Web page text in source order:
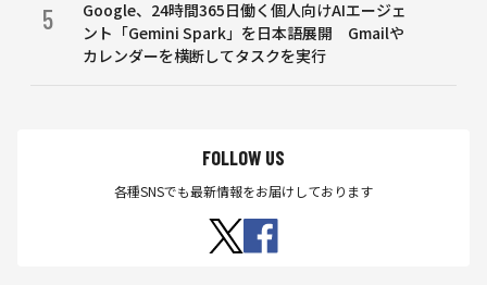
5
Google、24時間365日働く個人向けAIエージェ
ント「Gemini Spark」を日本語展開 Gmailや
カレンダーを横断してタスクを実行
FOLLOW US
各種SNSでも最新情報をお届けしております